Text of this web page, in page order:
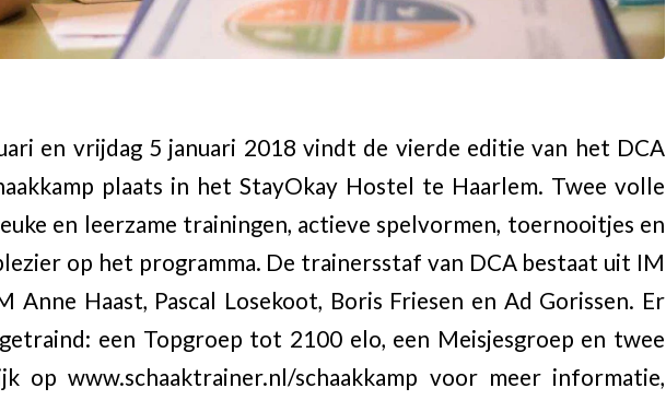
en vrijdag 5 januari 2018 vindt de vierde editie van het DCA
plaats in het StayOkay Hostel te Haarlem. Twee volle
en leerzame trainingen, actieve spelvormen, toernooitjes en
op het programma. De trainersstaf van DCA bestaat uit IM
Anne Haast, Pascal Losekoot, Boris Friesen en Ad Gorissen. Er
een Topgroep tot 2100 elo, een Meisjesgroep en twee
op www.schaaktrainer.nl/schaakkamp voor meer informatie,